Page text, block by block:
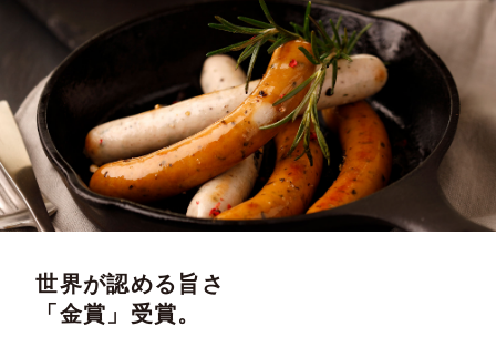
世界が認める旨さ
「金賞」受賞。